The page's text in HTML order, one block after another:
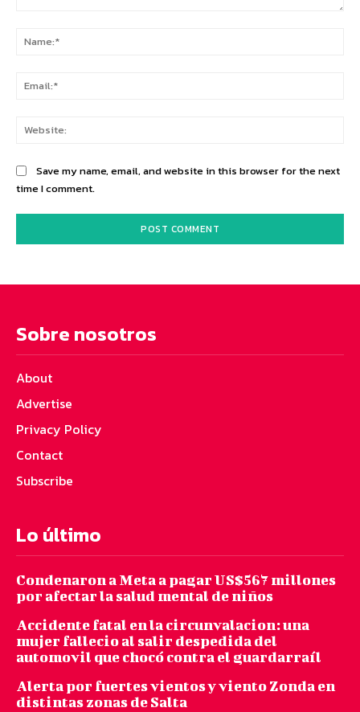
Save my name, email, and website in this browser for the next
time I comment.
Sobre nosotros
About
Advertise
Privacy Policy
Contact
Subscribe
Lo último
Condenaron a Meta a pagar US$567 millones
por afectar la salud mental de niños
Accidente fatal en la circunvalacion: una
mujer fallecio al salir despedida del
automovil que chocó contra el guardarraíl
Alerta por fuertes vientos y viento Zonda en
distintas zonas de Salta